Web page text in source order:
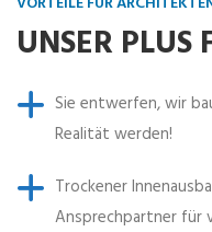
UNSER PLUS
Sie entwerfen, wir
Realität werden!
Trockener
Ansprechpartner für